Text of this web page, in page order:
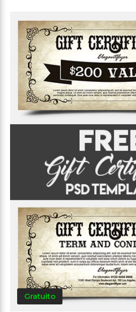
Gratuito